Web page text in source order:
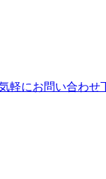
軽にお問い合わせ